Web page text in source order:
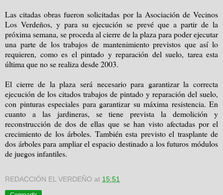
Las citadas obras fueron solicitadas por la Asociación de Vecinos
Los Verdeños, y para su ejecución se prevé que a partir de la
próxima semana, se proceda al cierre de la plaza para poder ejecutar
una parte de los trabajos de mantenimiento previstos que así lo
requieren, como es el pintado y reparación del suelo, tarea esta
última que no se realiza desde 2003.
El cierre de la plaza será necesario para garantizar la correcta
ejecución de los citados trabajos de pintado y reparación del suelo,
con pinturas especiales para garantizar su máxima resistencia. En
cuanto a las jardineras, se tiene prevista la demolición y
reconstrucción de dos de ellas que se han visto afectadas por el
crecimiento de los árboles. También esta previsto el trasplante de
dos árboles para ampliar el espacio destinado a los futuros módulos
de juegos infantiles.
REDACCIÓN EL VERDEÑO at 15:51